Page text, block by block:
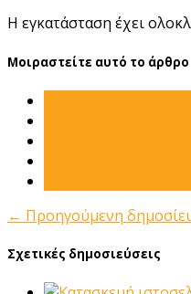
Η εγκατάσταση έχει
Μοιραστείτε αυτό το άρθρο
← Προηγούμενη
Σχετικές δημοσιεύσεις